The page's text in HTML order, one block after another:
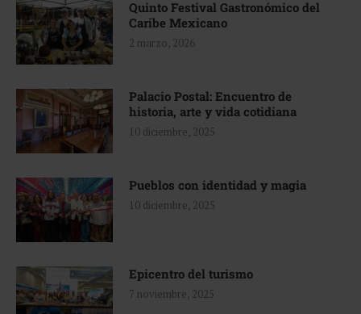
Quinto Festival Gastronómico del
Caribe Mexicano
2 marzo, 2026
Palacio Postal: Encuentro de
historia, arte y vida cotidiana
10 diciembre, 2025
Pueblos con identidad y magia
10 diciembre, 2025
Epicentro del turismo
7 noviembre, 2025